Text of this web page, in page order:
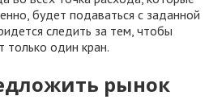
будет подаваться с заданной
следить за тем, чтобы
один кран.
рынок